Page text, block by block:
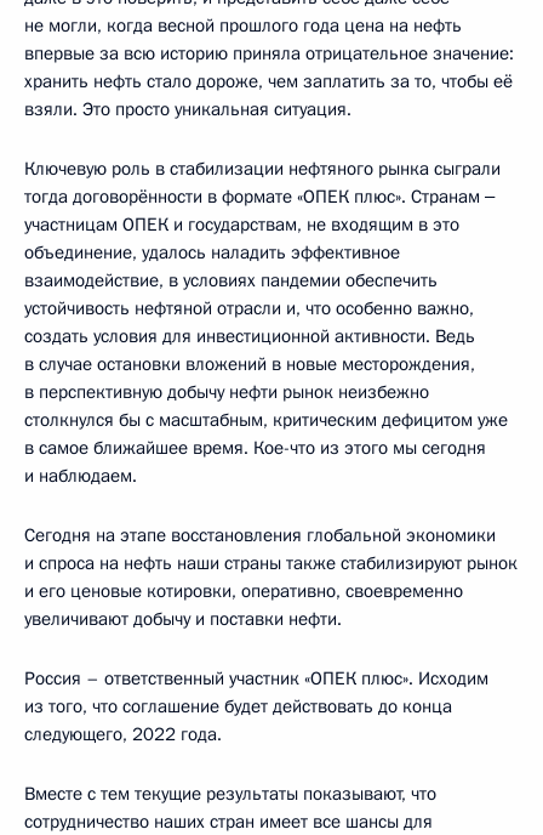
не могли, когда весной прошлого года цена на нефть
впервые за всю историю приняла отрицательное значение:
хранить нефть стало дороже, чем заплатить за то, чтобы её
взяли. Это просто уникальная ситуация.
Ключевую роль в стабилизации нефтяного рынка сыграли
тогда договорённости в формате «ОПЕК плюс». Странам ‒
участницам ОПЕК и государствам, не входящим в это
объединение, удалось наладить эффективное
взаимодействие, в условиях пандемии обеспечить
устойчивость нефтяной отрасли и, что особенно важно,
создать условия для инвестиционной активности. Ведь
в случае остановки вложений в новые месторождения,
в перспективную добычу нефти рынок неизбежно
столкнулся бы с масштабным, критическим дефицитом уже
в самое ближайшее время. Кое-что из этого мы сегодня
и наблюдаем.
Сегодня на этапе восстановления глобальной экономики
и спроса на нефть наши страны также стабилизируют рынок
и его ценовые котировки, оперативно, своевременно
увеличивают добычу и поставки нефти.
Россия – ответственный участник «ОПЕК плюс». Исходим
из того, что соглашение будет действовать до конца
следующего, 2022 года.
Вместе с тем текущие результаты показывают, что
сотрудничество наших стран имеет все шансы для